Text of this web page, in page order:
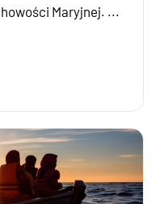
Maryjnej. ...